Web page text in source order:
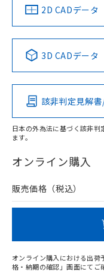
中国 RoHS 注意事
Pb Hg
O
在庫等で未対応品が
問い合わせください。
2D CADデータ
3D CADデータ
該非判定見解
日本の外為法に基づく該非判
ます。
オンライン購入
販売価格（税込）
オンライン購入における出
格・納期の確認」画面にてご